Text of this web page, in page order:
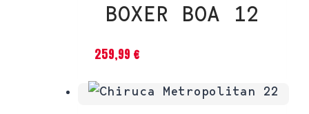
BOXER BOA 12
259,99 €